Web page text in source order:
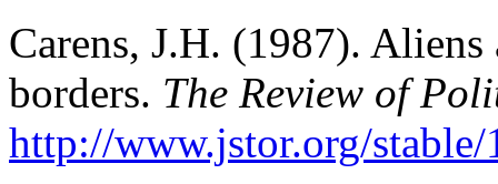
Carens, J.H. (1987).
borders. The Review of
http://www.jstor.org/stable/